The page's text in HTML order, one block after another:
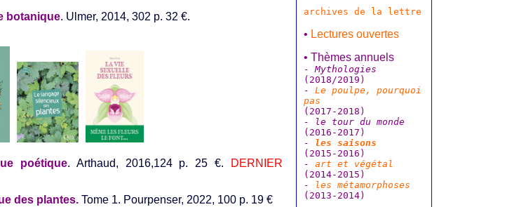
archives de la lettre
• Lectures ouvertes
• Thèmes annuels
- Mythologies
(2018/2019)
- Le poulpe, pourquoi
pas
(2017-2018)
- le tour du monde
(2016-2017)
- les saisons
(2015-2016)
- art et végétal
(2014-2015)
-
les métamorphoses
(2013-2014)
botanique. Ulmer, 2014, 302 p. 32 €.
poétique. Arthaud, 2016,124 p. 25 €.
DERNIER
des plantes. Tome 1. Pourpenser, 2022, 100 p. 19 €